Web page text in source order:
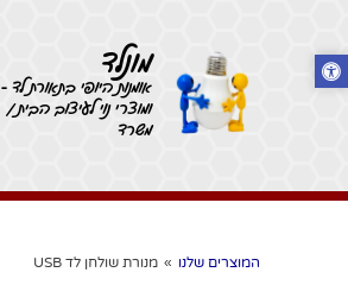
מונלד
אומנות היופי בתאורת לד -
ומוצרי נוי לעיצוב הבית /
משרד
המוצרים שלנו » מנורת שולחן לד USB